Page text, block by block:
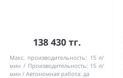
138 430 тг.
Макс. производительность: 15 л/
мин
Производительность: 15 л/
мин
Автономная работа: да